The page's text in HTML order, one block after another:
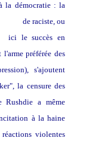
la démocratie : la
de raciste, ou
ici le succès en
préférée des
s'ajoutent
la censure des
Rushdie a même
à la haine
violentes